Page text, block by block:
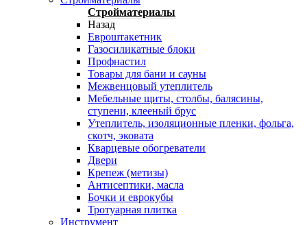
Стройматериалы
Назад
Евроштакетник
Газосиликатные блоки
Профнастил
Товары для бани и сауны
Межвенцовый утеплитель
Мебельные щиты, столбы, балясины,
ступени, клееный брус
Утеплитель, изоляционные пленки, фольга,
скотч, эковата
Кварцевые обогреватели
Двери
Крепеж (метизы)
Антисептики, масла
Бочки и еврокубы
Тротуарная плитка
Инструмент